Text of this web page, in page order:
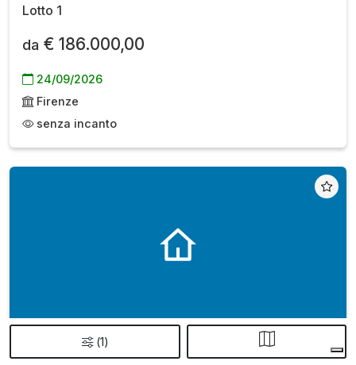
(1)
Lotto 1
da € 186.000,00
24/09/2026
Firenze
senza incanto
Appartamento
all'asta a Greve in Chianti